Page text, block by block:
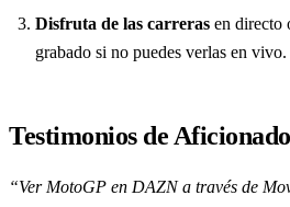
Disfruta de las carreras en directo
grabado si no puedes verlas en vivo.
Testimonios de
“Ver MotoGP en DAZN a través de